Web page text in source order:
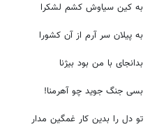
به کین سیاوش کشم لشکرا
به پیلان سر آرم از آن کشورا
بدانجای با من بود بیژنا
بسی جنگ جوید چو آهرمنا!
تو دل را بدین کار غمگین مدار